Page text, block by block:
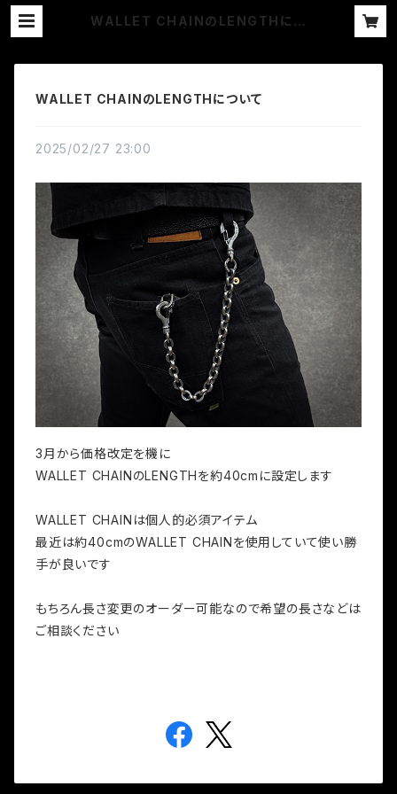
WALLET CHAINのLENGTHにつ
WALLET CHAINのLENGTHについて
2025/02/27 23:00
3月から価格改定を機に
WALLET CHAINのLENGTHを約40cmに設定します
WALLET CHAINは個人的必須アイテム
最近は約40cmのWALLET CHAINを使用していて使い勝
手が良いです
もちろん長さ変更のオーダー可能なので希望の長さなどは
ご相談ください